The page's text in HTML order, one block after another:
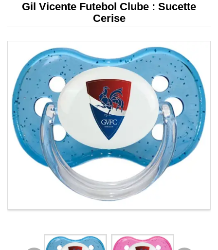
Gil Vicente Futebol Clube : Sucette
Cerise